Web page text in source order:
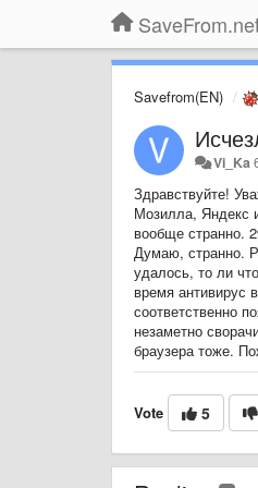
Savefrom(EN)
Vi_Ka
Здравствуйте!
Мозилла, Яндекс
вообще странно.
Думаю, странно.
удалось, то ли
время антивирус
соответственно
незаметно
браузера тоже.
Vote 5